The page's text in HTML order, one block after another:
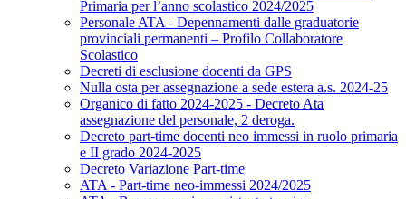
Primaria per l’anno scolastico 2024/2025
Personale ATA - Depennamenti dalle graduatorie
provinciali permanenti – Profilo Collaboratore
Scolastico
Decreti di esclusione docenti da GPS
Nulla osta per assegnazione a sede estera a.s. 2024-25
Organico di fatto 2024-2025 - Decreto Ata
assegnazione del personale, 2 deroga.
Decreto part-time docenti neo immessi in ruolo primaria
e II grado 2024-2025
Decreto Variazione Part-time
ATA - Part-time neo-immessi 2024/2025